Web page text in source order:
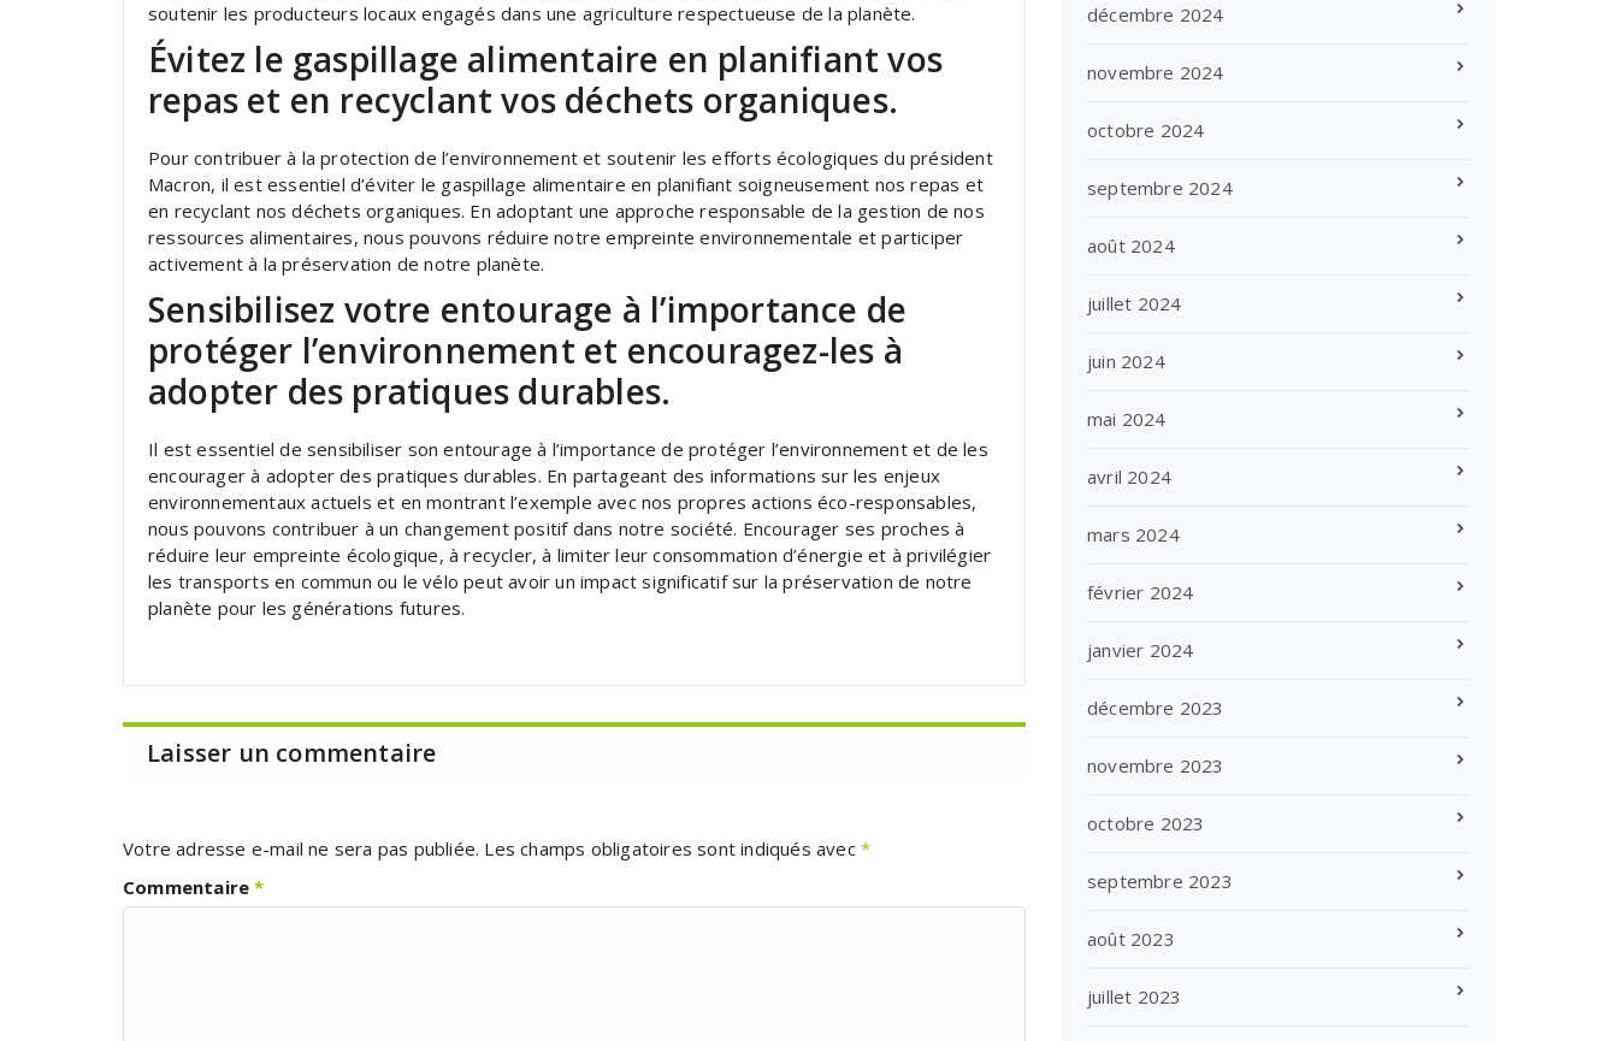
soutenir les producteurs locaux engagés dans une agriculture respectueuse de la planète.
Évitez le gaspillage alimentaire en planifiant vos
repas et en recyclant vos déchets organiques.
Pour contribuer à la protection de l’environnement et soutenir les efforts écologiques du président
Macron, il est essentiel d’éviter le gaspillage alimentaire en planifiant soigneusement nos repas et
en recyclant nos déchets organiques. En adoptant une approche responsable de la gestion de nos
ressources alimentaires, nous pouvons réduire notre empreinte environnementale et participer
activement à la préservation de notre planète.
Sensibilisez votre entourage à l’importance de
protéger l’environnement et encouragez-les à
adopter des pratiques durables.
Il est essentiel de sensibiliser son entourage à l’importance de protéger l’environnement et de les
encourager à adopter des pratiques durables. En partageant des informations sur les enjeux
environnementaux actuels et en montrant l’exemple avec nos propres actions éco-responsables,
nous pouvons contribuer à un changement positif dans notre société. Encourager ses proches à
réduire leur empreinte écologique, à recycler, à limiter leur consommation d’énergie et à privilégier
les transports en commun ou le vélo peut avoir un impact significatif sur la préservation de notre
planète pour les générations futures.
Laisser un commentaire
Votre adresse e-mail ne sera pas publiée. Les champs obligatoires sont indiqués avec*
Commentaire*
décembre 2024
novembre 2024
octobre 2024
septembre 2024
août 2024
juillet 2024
juin 2024
mai 2024
avril 2024
mars 2024
février 2024
janvier 2024
décembre 2023
novembre 2023
octobre 2023
septembre 2023
août 2023
juillet 2023